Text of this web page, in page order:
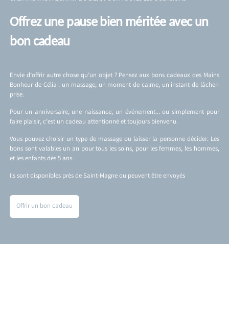
Offrez une pause bien méritée avec un
bon cadeau
Envie d’offrir autre chose qu’un objet ? Pensez aux bons cadeaux des Mains
Bonheur de Célia : un massage, un moment de calme, un instant de lâcher-
prise.
Pour un anniversaire, une naissance, un événement… ou simplement pour
faire plaisir, c’est un cadeau attentionné et toujours bienvenu.
Vous pouvez choisir un type de massage ou laisser la personne décider. Les
bons sont valables un an pour tous les soins, pour les femmes, les hommes,
et les enfants dès 5 ans.
Ils sont disponibles près de Saint-Magne ou peuvent être envoyés
Offrir un bon cadeau